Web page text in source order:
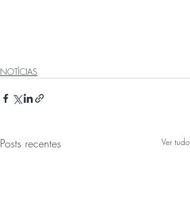
NOTÍCIAS
Posts recentes Ver tudo